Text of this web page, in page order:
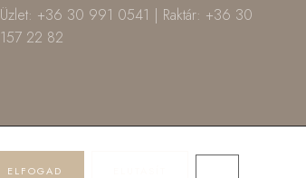
Üzlet: +36 30 991 0541 | Raktár: +36 30
157 22 82
ELFOGAD